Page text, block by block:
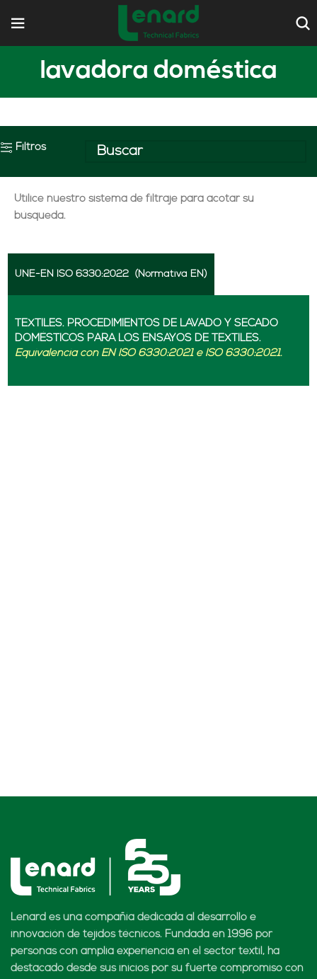
lavadora doméstica
Filtros
Utilice nuestro sistema de filtraje para acotar su
búsqueda.
UNE-EN ISO 6330:2022 (Normativa EN)
TEXTILES. PROCEDIMIENTOS DE LAVADO Y SECADO
DOMÉSTICOS PARA LOS ENSAYOS DE TEXTILES.
Equivalencia con EN ISO 6330:2021 e ISO 6330:2021.
Lenard es una compañía dedicada al desarrollo e
innovación de tejidos técnicos. Fundada en 1996 por
personas con amplia experiencia en el sector textil, ha
destacado desde sus inicios por su fuerte compromiso con